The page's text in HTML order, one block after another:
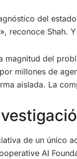
del
reconoce Shah.
magnitud del
millones de
aislada. La
de un único
AI